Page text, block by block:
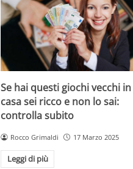
Se hai questi giochi vecchi in
casa sei ricco e non lo sai:
controlla subito
Rocco Grimaldi 17 Marzo 2025
Leggi di più